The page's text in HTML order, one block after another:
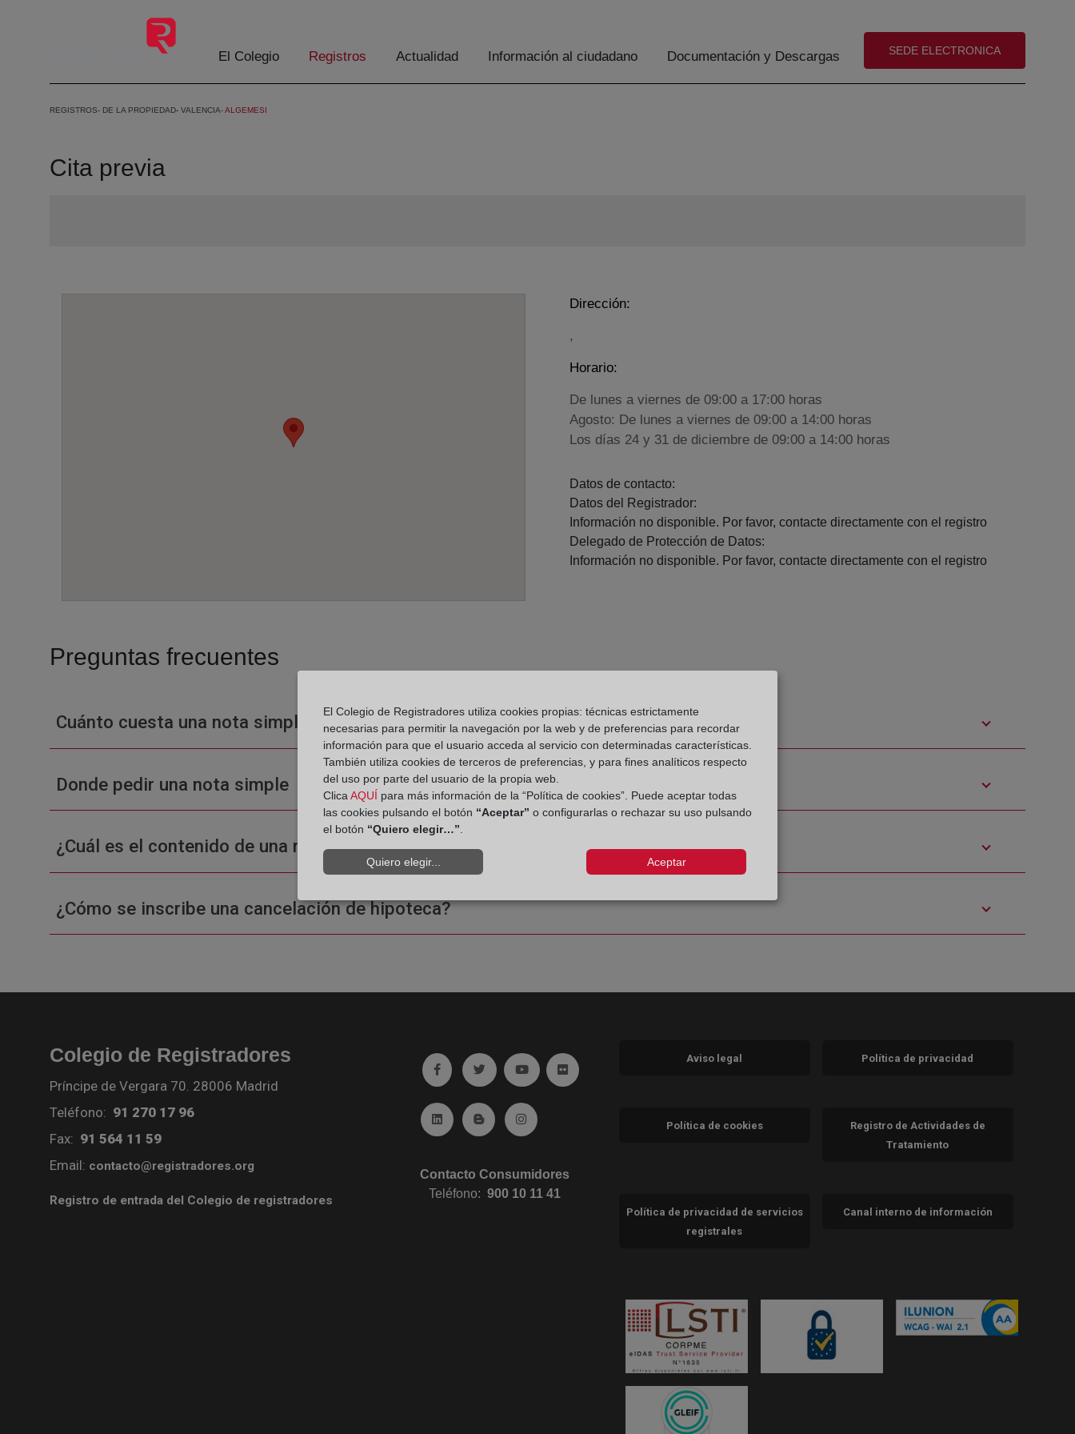
Saltar al contenido principal
El Colegio Registros Actualidad Información al ciudadano Documentación y Descargas (abre en nueva ventana)
SEDE ELECTRONICA
REGISTROS DE LA PROPIEDAD VALENCIA ALGEMESI
Cita previa
Dirección:
,
Horario:
De lunes a viernes de 09:00 a 17:00 horas
Agosto: De lunes a viernes de 09:00 a 14:00 horas
Los días 24 y 31 de diciembre de 09:00 a 14:00 horas
Datos de contacto:
Datos del Registrador:
Información no disponible. Por favor, contacte directamente con el registro
Delegado de Protección de Datos:
Información no disponible. Por favor, contacte directamente con el registro
Preguntas frecuentes
Cuánto cuesta una nota simple en un Registro de la Propiedad
Donde pedir una nota simple
¿Cuál es el contenido de una nota simple o una certificación?
¿Cómo se inscribe una cancelación de hipoteca?
Colegio de Registradores
Príncipe de Vergara 70. 28006 Madrid
Teléfono: 91 270 17 96
Fax: 91 564 11 59
Email: contacto@registradores.org
Registro de entrada del Colegio de registradores
Ir a facebook (abre en ventana nueva)
Ir a twitter (abre en ventana nueva)
Ir a YouTube (abre en ventana nueva)
Ir a Flickr (abre en ventana nueva)
Ir a Linkedin (abre en ventana nueva)
Ir al Blog (abre en ventana nueva)
Ir a Instagram (abre en ventana nueva)
Contacto Consumidores
Teléfono:900 10 11 41
Aviso legal Política de privacidad
Política de cookies
Registro de Actividades de
Tratamiento
Política de privacidad de servicios
registrales
Canal interno de información
El Colegio de Registradores utiliza cookies propias: técnicas estrictamente
necesarias para permitir la navegación por la web y de preferencias para recordar
información para que el usuario acceda al servicio con determinadas características.
También utiliza cookies de terceros de preferencias, y para fines analíticos respecto
del uso por parte del usuario de la propia web.
ClicaAQUÍ para más información de la “Política de cookies”. Puede aceptar todas
las cookies pulsando el botón “Aceptar” o configurarlas o rechazar su uso pulsando
el botón “Quiero elegir…”.
Quiero elegir... Aceptar